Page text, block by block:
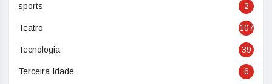
sports 2
Teatro 107
Tecnologia 39
Terceira Idade 6